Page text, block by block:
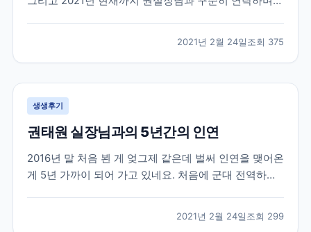
해줄만큼 캐나다 사정을 잘 알지도 못하거니와 그들이
해 줄 수 있는건 정서적이 도움들 밖에 없다. 그...
2021년 2월 24일조회 375
생생후기
권태원 실장님과의 5년간의 인연
2016년 말 처음 뵌 게 엊그제 같은데 벌써 인연을 맺어온
게 5년 가까이 되어 가고 있네요. 처음에 군대 전역하기
가야지 마음먹고 상담 신청하고 찾아 갔었는데 열정을
2021년 2월 24일조회 299